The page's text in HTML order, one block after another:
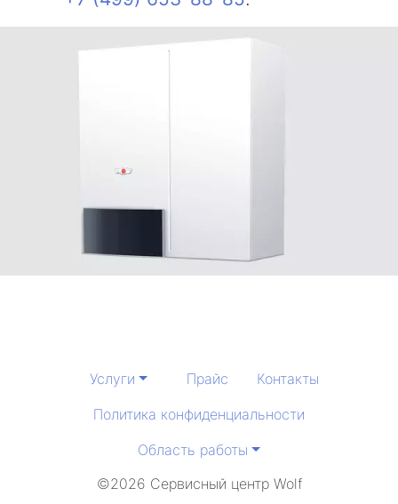
Услуги Прайс
Контакты
Политика конфиденциальности
Область работы
©2026 Сервисный центр Wolf